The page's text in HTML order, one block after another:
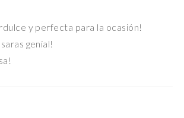
y perfecta para la ocasión!
genial!